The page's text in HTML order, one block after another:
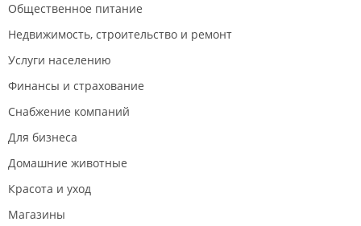
Общественное питание
Недвижимость, строительство и ремонт
Услуги населению
Финансы и страхование
Снабжение компаний
Для бизнеса
Домашние животные
Красота и уход
Магазины